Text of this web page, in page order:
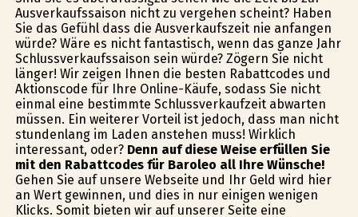
Ausverkaufssaison nicht zu vergehen scheint? Haben
Sie das Gefühl dass die Ausverkaufszeit nie anfangen
würde? Wäre es nicht fantastisch, wenn das ganze Jahr
Schlussverkaufssaison sein würde? Zögern Sie nicht
länger! Wir zeigen Ihnen die besten Rabattcodes und
Aktionscode für Ihre Online-Käufe, sodass Sie nicht
einmal eine bestimmte Schlussverkaufzeit abwarten
müssen. Ein weiterer Vorteil ist jedoch, dass man nicht
stundenlang im Laden anstehen muss! Wirklich
interessant, oder? Denn auf diese Weise erfüllen Sie
mit den Rabattcodes für Baroleo all Ihre Wünsche!
Gehen Sie auf unsere Webseite und Ihr Geld wird hier
an Wert gewinnen, und dies in nur einigen wenigen
Klicks. Somit bieten wir auf unserer Seite eine